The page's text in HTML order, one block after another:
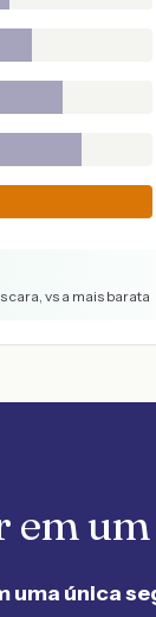
cara, vs a mais barata
em um
uma única